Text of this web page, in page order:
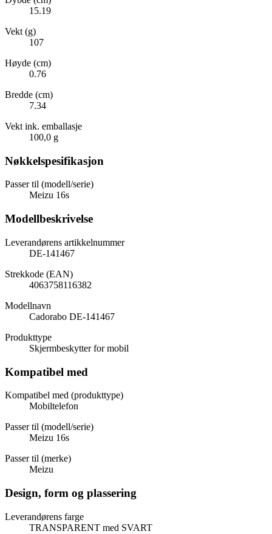
15.19
Vekt (g)
107
Høyde (cm)
0.76
Bredde (cm)
7.34
Vekt ink. emballasje
100,0 g
Nøkkelspesifikasjon
Passer til (modell/serie)
Meizu 16s
Modellbeskrivelse
Leverandørens artikkelnummer
DE-141467
Strekkode (EAN)
4063758116382
Modellnavn
Cadorabo DE-141467
Produkttype
Skjermbeskytter for mobil
Kompatibel med
Kompatibel med (produkttype)
Mobiltelefon
Passer til (modell/serie)
Meizu 16s
Passer til (merke)
Meizu
Design, form og plassering
Leverandørens farge
TRANSPARENT med SVART